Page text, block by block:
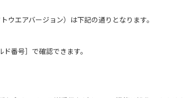
ウエアバージョン）は下記の通りとなります。
番号］で確認できます。